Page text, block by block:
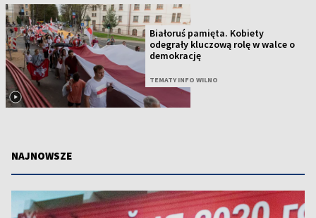
Białoruś pamięta. Kobiety
odegrały kluczową rolę w walce o
demokrację
TEMATY INFO WILNO
NAJNOWSZE